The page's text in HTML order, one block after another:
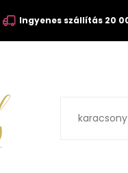
Ingyenes szállítás 20